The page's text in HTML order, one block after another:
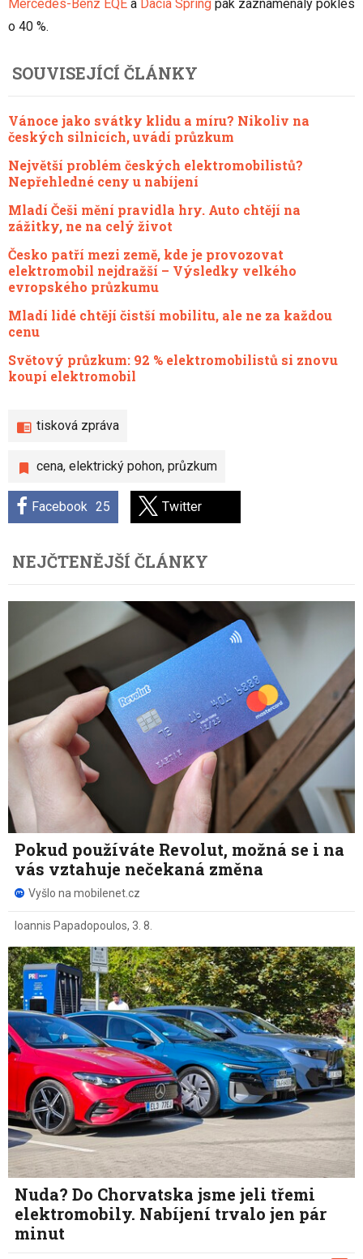
Mercedes-Benz EQE a Dacia Spring pak zaznamenaly pokles
o 40 %.
tisková zpráva
cena, elektrický pohon, průzkum
Facebook 25 Twitter
SOUVISEJÍCÍ ČLÁNKY
Vánoce jako svátky klidu a míru? Nikoliv na
českých silnicích, uvádí průzkum
Největší problém českých elektromobilistů?
Nepřehledné ceny u nabíjení
Mladí Češi mění pravidla hry. Auto chtějí na
zážitky, ne na celý život
Česko patří mezi země, kde je provozovat
elektromobil nejdražší – Výsledky velkého
evropského průzkumu
Mladí lidé chtějí čistší mobilitu, ale ne za každou
cenu
Světový průzkum: 92 % elektromobilistů si znovu
koupí elektromobil
NEJČTENĚJŠÍ ČLÁNKY
Pokud používáte Revolut, možná se i na
vás vztahuje nečekaná změna
Vyšlo na mobilenet.cz
Ioannis Papadopoulos, 3. 8.
Nuda? Do Chorvatska jsme jeli třemi
elektromobily. Nabíjení trvalo jen pár
minut